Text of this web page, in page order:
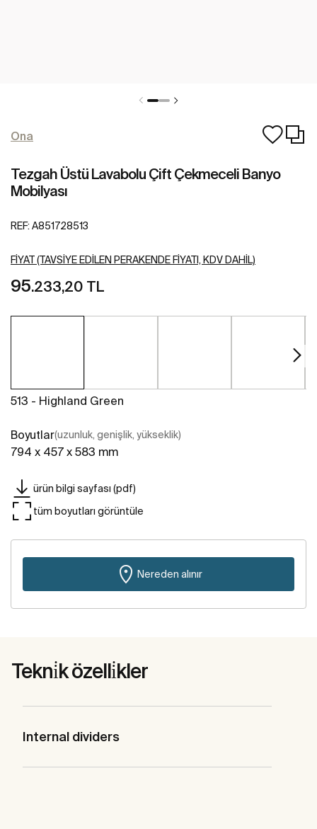
Ona
Tezgah Üstü Lavabolu Çift Çekmeceli Banyo
Mobilyası
REF: A851728513
FIYAT (TAVSIYE EDILEN PERAKENDE FIYATI, KDV DAHIL)
95.233,20 TL
513 - Highland Green
Boyutlar(uzunluk, genişlik, yükseklik)
794 x 457 x 583 mm
ürün bilgi sayfası (pdf)
tüm boyutları görüntüle
Nereden alınır
Tekni̇k özelli̇kler
Internal dividers